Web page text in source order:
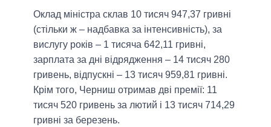
Оклад міністра склав 10 тисяч 947,37 гривні
(стільки ж – надбавка за інтенсивність), за
вислугу років – 1 тисяча 642,11 гривні,
зарплата за дні відрядження – 14 тисяч 280
гривень, відпускні – 13 тисяч 959,81 гривні.
Крім того, Черниш отримав дві премії: 11
тисяч 520 гривень за лютий і 13 тисяч 714,29
гривні за березень.